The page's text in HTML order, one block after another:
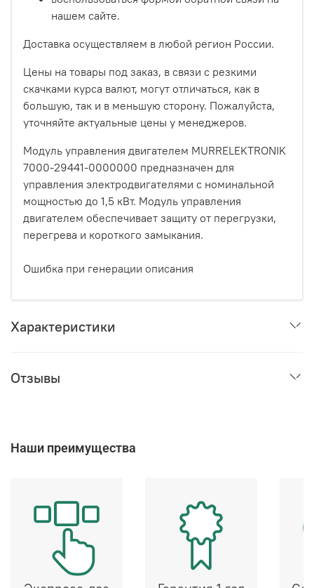
нашем сайте.
Доставка осуществляем в любой регион России.
Цены на товары под заказ, в связи с резкими
скачками курса валют, могут отличаться, как в
большую, так и в меньшую сторону. Пожалуйста,
уточняйте актуальные цены у менеджеров.
Модуль управления двигателем MURRELEKTRONIK
7000-29441-0000000 предназначен для
управления электродвигателями с номинальной
мощностью до 1,5 кВт. Модуль управления
двигателем обеспечивает защиту от перегрузки,
перегрева и короткого замыкания.
Ошибка при генерации описания
Характеристики
Отзывы
Наши преимущества